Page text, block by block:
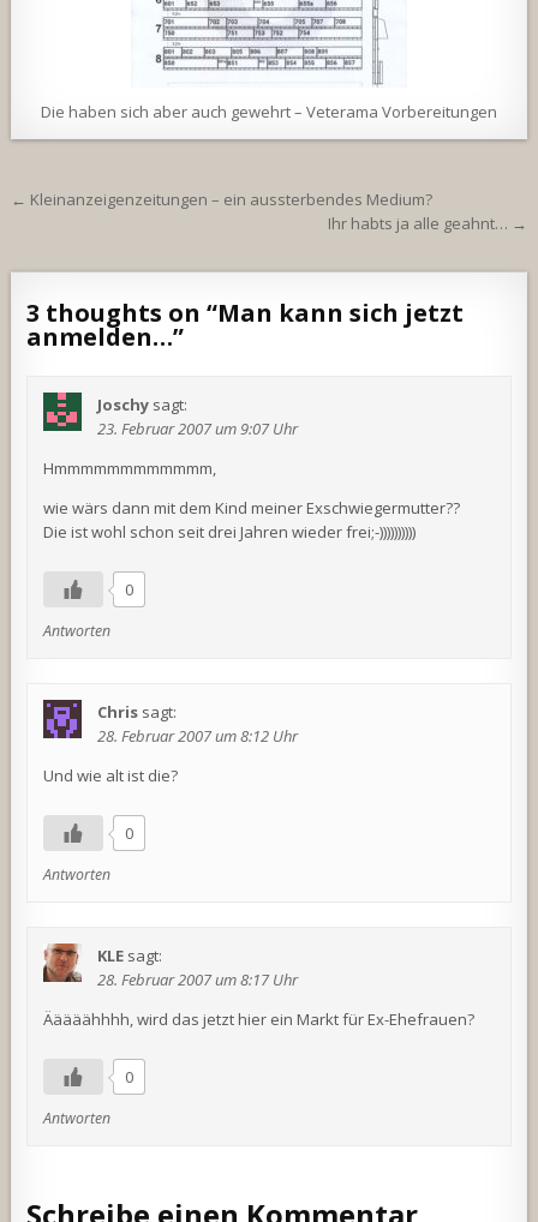
Die haben sich aber auch gewehrt – Veterama Vorbereitungen
Beitragsnavigation
← Kleinanzeigenzeitungen – ein aussterbendes Medium?
Ihr habts ja alle geahnt… →
3 thoughts on “Man kann sich jetzt
anmelden…”
Joschy sagt:
23. Februar 2007 um 9:07 Uhr
Hmmmmmmmmmmmm,
wie wärs dann mit dem Kind meiner Exschwiegermutter??
Die ist wohl schon seit drei Jahren wieder frei;-))))))))))
0
Antworten
Chris sagt:
28. Februar 2007 um 8:12 Uhr
Und wie alt ist die?
0
Antworten
KLE sagt:
28. Februar 2007 um 8:17 Uhr
Ääääähhhh, wird das jetzt hier ein Markt für Ex-Ehefrauen?
0
Antworten
Schreibe einen Kommentar